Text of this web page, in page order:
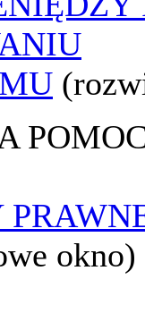
okno)